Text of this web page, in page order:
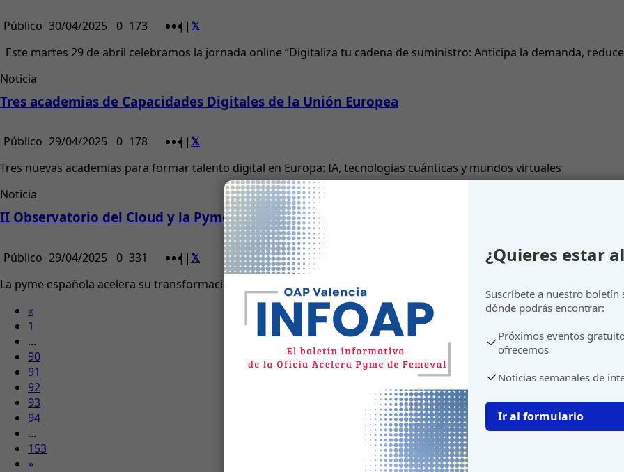
Público 30/04/2025 0 173 | |
Este martes 29 de abril celebramos la jornada online “Digitaliza tu cadena de suministro: Anticipa la demanda,
Noticia
Tres academias de Capacidades Digitales de la Unión Europea
Público 29/04/2025 0 178 | |
Tres nuevas academias para formar talento digital en Europa: IA, tecnologías cuánticas y mundos virtuales
Noticia
II Observatorio del Cloud y la Pyme en España 2025
Público 29/04/2025 0 331 | |
La pyme española acelera su transformación digital en la nube
«
1
...
90
91
92
93
94
...
153
»
¿Quieres estar
Suscríbete a nuestro boletín
dónde podrás encontrar:
Próximos eventos
ofrecemos
Noticias semanales de
Ir al formulario